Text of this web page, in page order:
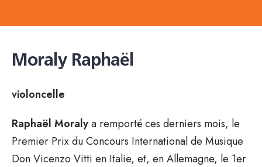
Moraly Raphaël
violoncelle
Raphaël Moralya remporté ces derniers mois, le
Premier Prix du Concours International de Musique
Don Vicenzo Vitti en Italie, et, en Allemagne, le 1er